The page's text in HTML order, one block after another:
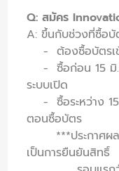
Q: สมัคร
A: ขึ้นกับช่วงที่ซื้อบั
- ต้องซื้อบัตรเข้
- ซื้อก่อน 15 มิ.ย
ระบบเปิด
- ซื้อระหว่าง 15
ตอนซื้อบัตร
***ประกาศผ
เป็นการยืนยันสิทธิ์